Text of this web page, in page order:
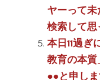
ヤーって
検索して思
本日11過ぎ
教育の本質
●●と申しま